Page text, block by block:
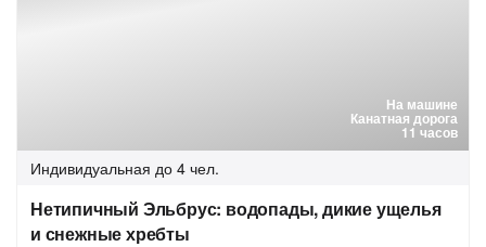
На машине
Канатная дорога
11 часов
Индивидуальная до 4 чел.
Нетипичный Эльбрус: водопады, дикие ущелья
и снежные хребты